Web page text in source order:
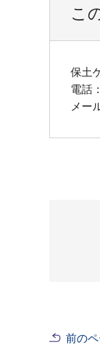
こ
保土
電話
メー
前の